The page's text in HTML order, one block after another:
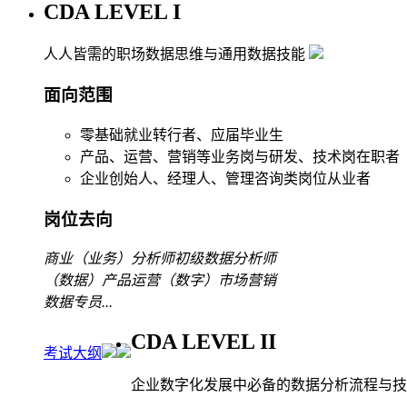
CDA LEVEL I
人人皆需的职场数据思维与通用数据技能
面向范围
零基础就业转行者、应届毕业生
产品、运营、营销等业务岗与研发、技术岗在职者
企业创始人、经理人、管理咨询类岗位从业者
岗位去向
商业（业务）分析师初级数据分析师
（数据）产品运营（数字）市场营销
数据专员...
考试大纲 CDA LEVEL II
企业数字化发展中必备的数据分析流程与